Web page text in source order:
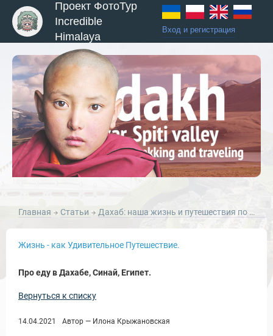
Проект ФотоТур
Incredible
Himalaya
Вход и регистрация
Главная Статьи Дахаб: наша жизнь и путешествия по Синаю.
Жизнь - как Удивительное Путешествие.
Про еду в Дахабе, Синай, Египет.
Вернуться к списку
14.04.2021 Автор — Илона Крыжановская